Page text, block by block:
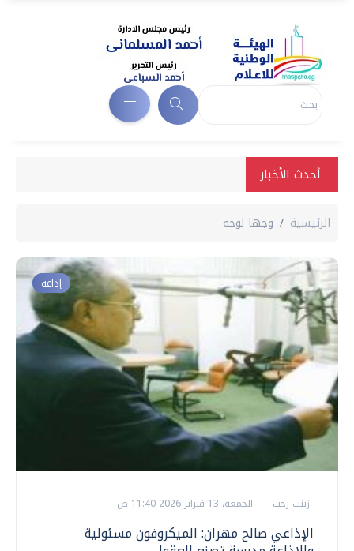
أحدث الأخبار
الرئيسية وجها لوجه
إذاعة
زينب رجب الجمعة، 13 فبراير 2026 11:40 ص
الإذاعي صالح مهران: الميكروفون مسئولية